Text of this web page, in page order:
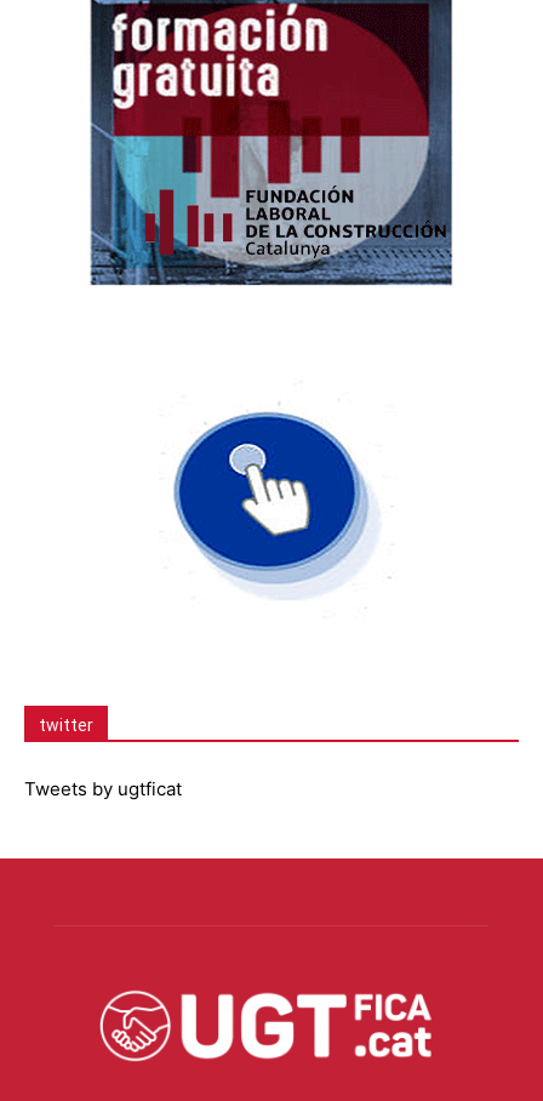
twitter
Tweets by ugtficat